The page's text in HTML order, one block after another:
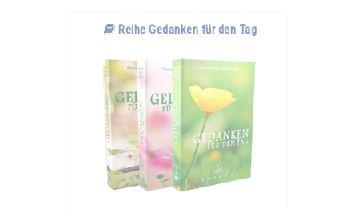
Reihe Gedanken für den Tag